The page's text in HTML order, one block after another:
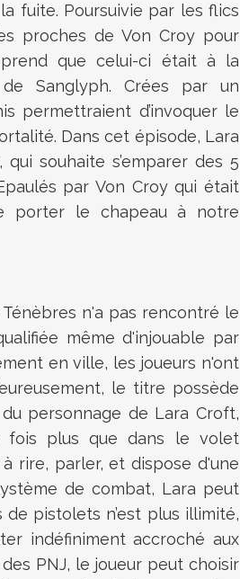
fuite. Poursuivie par les flics
proches de Von Croy pour
que celui-ci était à la
Sanglyph. Crées par un
permettraient d’invoquer le
Dans cet épisode, Lara
souhaite s’emparer des 5
par Von Croy qui était
porter le chapeau à notre
n'a pas rencontré le
même d'injouable par
en ville, les joueurs n'ont
le titre possède
personnage de Lara Croft,
fois plus que dans le volet
rire, parler, et dispose d'une
de combat, Lara peut
pistolets n’est plus illimité,
indéfiniment accroché aux
PNJ, le joueur peut choisir